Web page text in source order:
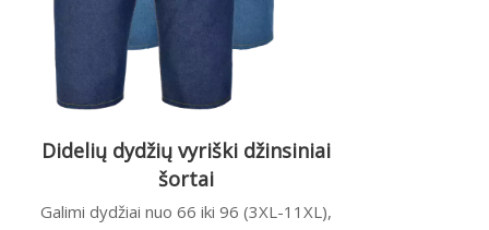
Didelių dydžių vyriški džinsiniai
šortai
Galimi dydžiai nuo 66 iki 96 (3XL-11XL),